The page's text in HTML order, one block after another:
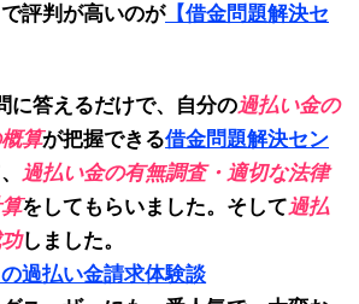
評判が高いのが【借金問題解決セ
に答えるだけで、自分の過払い金の
算が把握できる借金問題解決セン
過払い金の有無調査・適切な法律
をしてもらいました。そして過払
しました。
過払い金請求体験談